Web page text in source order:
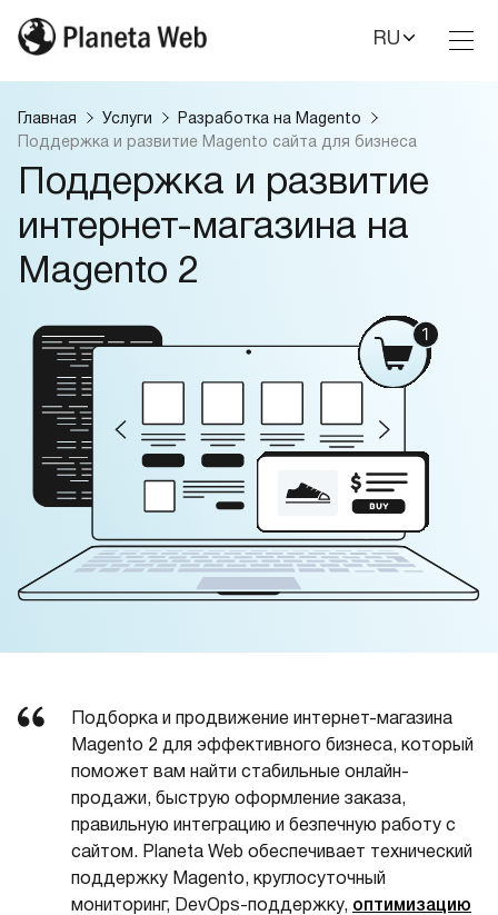
RU
Главная Услуги
Разработка на Magento
Поддержка и развитие Magento сайта для бизнеса
Поддержка и развитие
интернет-магазина на
Magento 2
Подборка и продвижение интернет-магазина
Magento 2 для эффективного бизнеса, который
поможет вам найти стабильные онлайн-
продажи, быструю оформление заказа,
правильную интеграцию и безпечную работу с
сайтом. Planeta Web обеспечивает технический
поддержку Magento, круглосуточный
мониторинг, DevOps-поддержку, оптимизацию